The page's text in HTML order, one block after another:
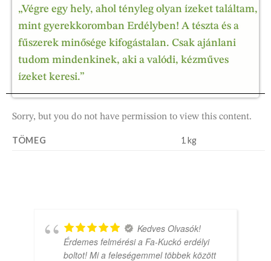
„Végre egy hely, ahol tényleg olyan ízeket találtam,
mint gyerekkoromban Erdélyben! A tészta és a
fűszerek minősége kifogástalan. Csak ajánlani
tudom mindenkinek, aki a valódi, kézműves
ízeket keresi.”
Sorry, but you do not have permission to view this content.
TÖMEG 1 kg
Kedves Olvasók!
Érdemes felmérési a Fa-Kuckó erdélyi
boltot! Mi a feleségemmel többek között